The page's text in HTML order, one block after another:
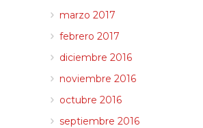
marzo 2017
febrero 2017
diciembre 2016
noviembre 2016
octubre 2016
septiembre 2016